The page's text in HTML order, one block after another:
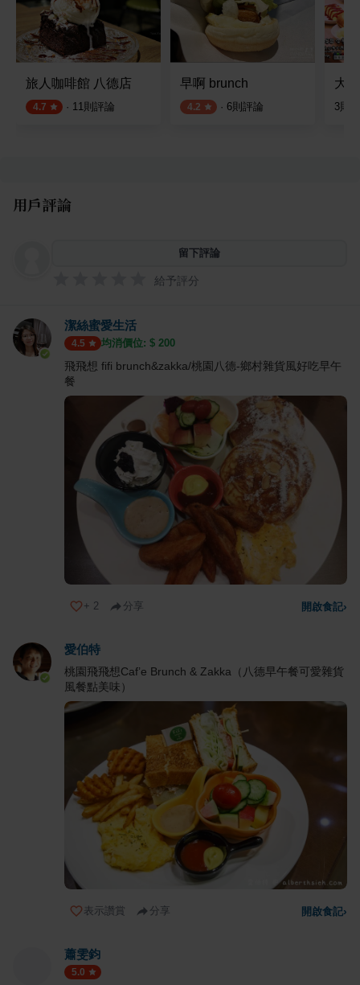
旅人咖啡館 八德店
4.7 · 11則評論
早啊 brunch
4.2 · 6則評論
大
3則
用戶評論
留下評論
給予評分
潔絲蜜愛生活
4.5 均消價位: $ 200
飛飛想 fifi brunch&zakka/桃園八德-鄉村雜貨風好吃早午
餐
+ 2 分享 開啟食記›
愛伯特
桃園飛飛想Caf’e Brunch & Zakka（八德早午餐可愛雜貨
風餐點美味）
表示讚賞 分享 開啟食記›
蕭雯鈞
5.0